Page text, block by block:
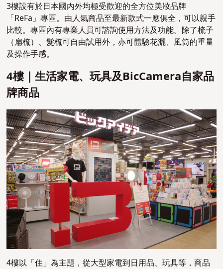
3樓設有於日本國內外均極受歡迎的全方位美妝品牌
「ReFa」專區。由人氣商品至最新款式一應俱全，可以親手
比較。專區內有專業人員可諮詢使用方法及功能。除了梳子
（扁梳）、髮梳可自由試用外，亦可體驗花灑、風筒的重量
及操作手感。
4樓｜生活家電、玩具及BicCamera自家品
牌商品
4樓以「住」為主題，從大型家電到日用品、玩具等，商品